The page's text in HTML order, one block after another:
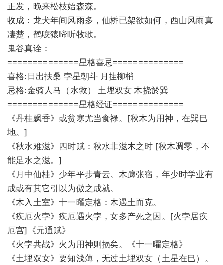
正发，晚来松枝始森森。
收成：龙犬年间风雨多，仙桥已架欲如何，西山风雨真
凄楚，鹤唳猿啼听牧歌。
鬼谷真诠：
==============星格喜忌==============
喜格:日出扶桑 孛星朝斗 月挂柳梢
忌格:金骑人马（水救） 土埋双女 木挠於巽
==============星格经证==============
《丹桂飘香》或贫寒尤当食禄。[秋木为用神，在巽巳
地。]
《秋水难滋》四时赋：秋水非滋木之时 [秋木凋零，不
能足水之滋。]
《月中仙桂》少年平步青云。木躔张宿，年少时学业有
成或有其它引以为傲之成就。
《木入土室》十一曜定格：木遇土而克。
《疾厄火孛》疾厄遇火孛，女多产死之因。[火孛居疾
厄宫]《元通赋》
《火孛共战》火为用神则损矣。《十一曜定格》
《土埋双女》要知浅薄，无过土埋双女（土星在巳）。